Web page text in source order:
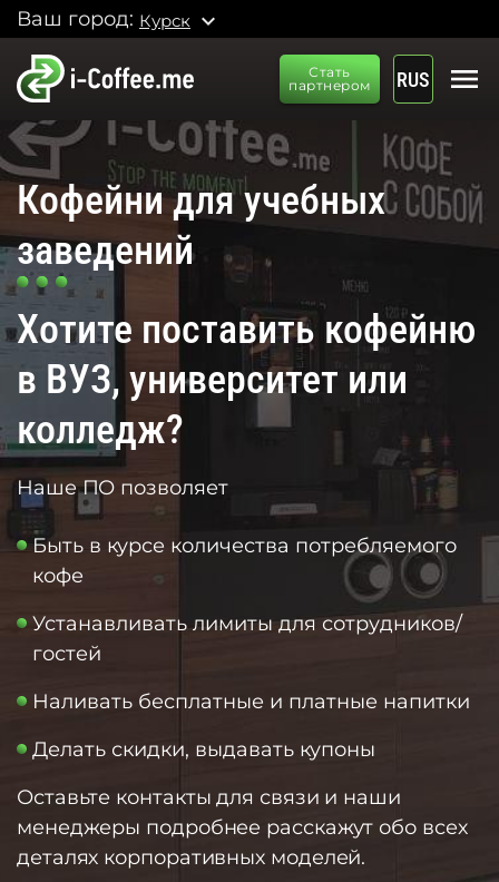
Ваш город: Курск expand_more
Стать
партнером
RUS menu
Кофейни для учебных
заведений
Хотите поставить кофейню
в ВУЗ, университет или
колледж?
Наше ПО позволяет
Быть в курсе количества потребляемого
кофе
Устанавливать лимиты для сотрудников/
гостей
Наливать бесплатные и платные напитки
Делать скидки, выдавать купоны
Оставьте контакты для связи и наши
менеджеры подробнее расскажут обо всех
деталях корпоративных моделей.